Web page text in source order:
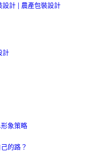
象策略
的路？